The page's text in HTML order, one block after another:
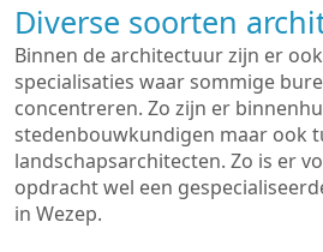
Diverse soorten
Binnen de architectuur zijn er
specialisaties waar sommige
concentreren. Zo zijn er
stedenbouwkundigen maar ook
landschapsarchitecten. Zo is er
opdracht wel een
in Wezep.